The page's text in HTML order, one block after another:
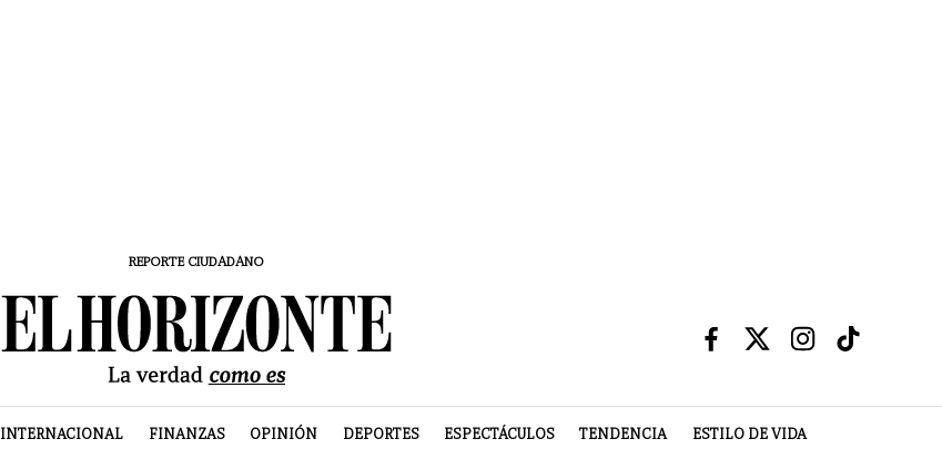
REPORTE CIUDADANO
INTERNACIONAL FINANZAS OPINIÓN DEPORTES ESPECTÁCULOS TENDENCIA ESTILO DE VIDA